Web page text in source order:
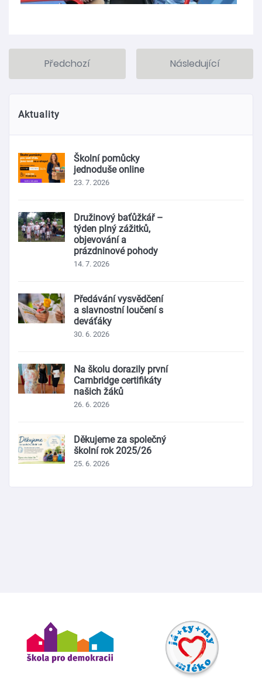
Předchozí Následující
Aktuality
Školní pomůcky
jednoduše online
23. 7. 2026
Družinový baťůžkář –
týden plný zážitků,
objevování a
prázdninové pohody
14. 7. 2026
Předávání vysvědčení
a slavnostní loučení s
deváťáky
30. 6. 2026
Na školu dorazily první
Cambridge certifikáty
našich žáků
26. 6. 2026
Děkujeme za společný
školní rok 2025/26
25. 6. 2026